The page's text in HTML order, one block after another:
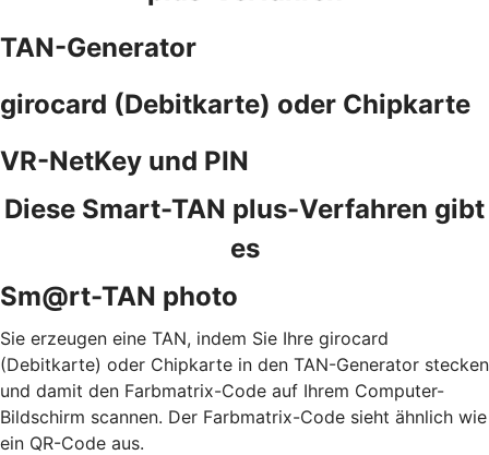
TAN-Generator
girocard (Debitkarte) oder Chipkarte
VR-NetKey und PIN
Diese Smart-TAN plus-Verfahren gibt
es
Sm@rt-TAN photo
Sie erzeugen eine TAN, indem Sie Ihre girocard
(Debitkarte) oder Chipkarte in den TAN-Generator stecken
und damit den Farbmatrix-Code auf Ihrem Computer-
Bildschirm scannen. Der Farbmatrix-Code sieht ähnlich wie
ein QR-Code aus.